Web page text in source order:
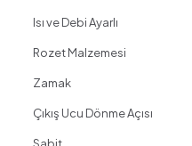
Isı ve Debi Ayarlı
Rozet Malzemesi
Zamak
Çıkış Ucu Dönme Açısı